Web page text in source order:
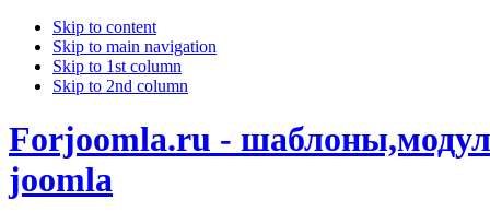
Skip to content
Skip to main navigation
Skip to 1st column
Skip to 2nd column
Forjoomla.ru -
joomla